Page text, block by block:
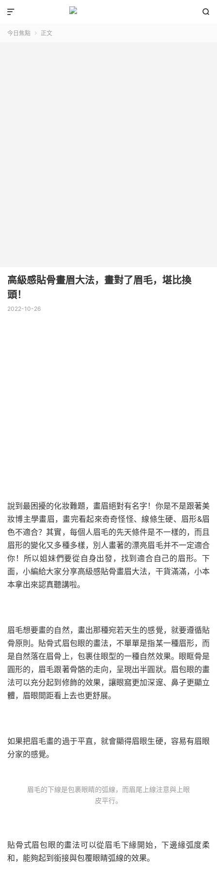


今日焦點  正文
高級感貼骨畫眉大法，畫對了眉毛，堪比換
頭！
2022-10-26
說到最困擾的化妝難題，畫眉絕對有名字！你是不是跟著美
妝博主學畫眉，畫完看起來奇奇怪怪、線條生硬、眉形&眉
色不適合？其實，每個人眉毛的先天條件是不一樣的，而且
眉形的變化又多種多樣，別人畫著的漂亮眉毛并不一定適合
你！所以姐妹們要從自身出發，找到適合自己的眉形。下
面，小編給大家分享高級感貼骨畫眉大法，干貨滿滿，小本
本拿出來認真聽講啦。
眉毛想要畫的自然，畫出那種宛若天生的感覺，就要遵循貼
骨原則。貼骨式眉包眼的畫法，不單單是指某一種眉形，而
是自然落在眉骨上，包裹住眼型的一種自然效果。眼眶骨是
圓形的，眉毛跟著骨骼的走向，呈現出半圓狀。眉包眼的畫
法可以充分起到修飾的效果，讓眼窩更加深邃、鼻子更顯立
體，眉眼間距看上去也更舒展。
如果把眉毛畫的過于平直，就會顯得眉眼生硬，容易有眉眼
分家的感覺。
眉毛的下線是包裹眼睛的弧線，而眉尾上線注意與上眼
皮平行。
貼骨式眉包眼的畫法可以從眉毛下緣開始，下邊緣弧度柔
和，能夠起到銜接與包覆眼睛弧線的效果。